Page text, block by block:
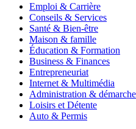
Emploi & Carrière
Conseils & Services
Santé & Bien-être
Maison & famille
Éducation & Formation
Business & Finances
Entrepreneuriat
Internet & Multimédia
Administration &
Loisirs et Détente
Auto & Permis